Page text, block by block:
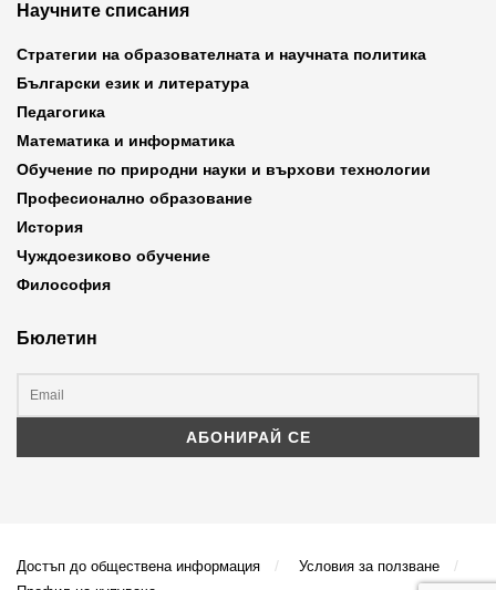
Научните списания
Стратегии на образователната и научната политика
Български език и литература
Педагогика
Математика и информатика
Обучение по природни науки и върхови технологии
Професионално образование
История
Чуждоезиково обучение
Философия
Бюлетин
Достъп до обществена информация
Условия за ползване